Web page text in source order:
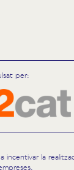
per:
incentivar la